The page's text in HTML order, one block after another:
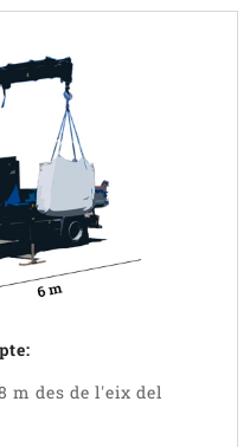
m des de l'eix del